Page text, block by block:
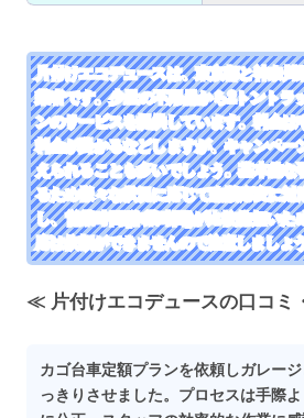
片付けエコデュースは、東京都と神奈川
業者です。少量の不用品から2トント
ンのサービスを提供しています。料金は
料金が掛かるなどしますが、キャンペ
えられることも多いでしょう。基本的な
るため様々な状況に応じて臨機応変に対
し、営業時間(作業時間)が比較的短いた
応は依頼ができませんので注意しましょ
≪ 片付けエコデュースの口コミ
カゴ台車定額プランを依頼しガレー
っきりさせました。プロセスは手際